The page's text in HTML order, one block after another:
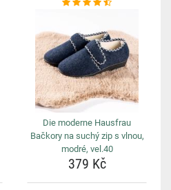
Die moderne Hausfrau
Bačkory na suchý zip s vlnou,
modré, vel.40
379 Kč